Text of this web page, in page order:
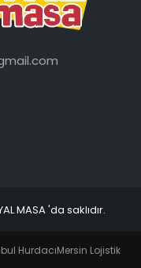
MASA 'da saklıdır.
HurdacıMersin Lojistik